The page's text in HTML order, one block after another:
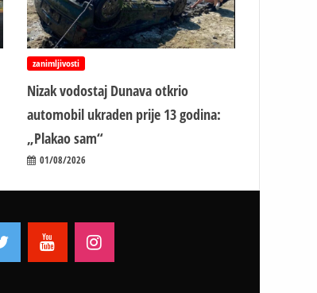
zanimljivosti
Nizak vodostaj Dunava otkrio
automobil ukraden prije 13 godina:
„Plakao sam“
01/08/2026